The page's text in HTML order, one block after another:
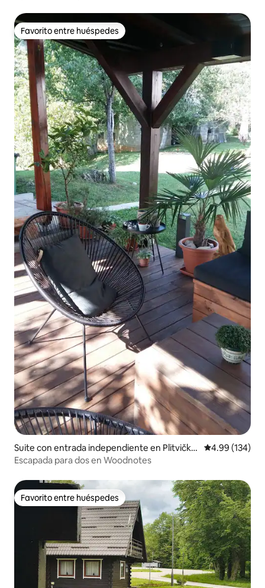
Favorito entre huéspedes
Favorito entre huéspedes
Suite con entrada independiente en Plitvička
Jezera
Calificación
4.99 (134)
Escapada para dos en Woodnotes
Favorito entre huéspedes
Favorito entre huéspedes